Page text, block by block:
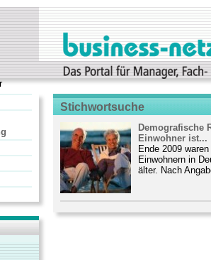
Stichwortsuche
Demografische
Einwohner ist...
Ende 2009
Einwohnern in
älter. Nach